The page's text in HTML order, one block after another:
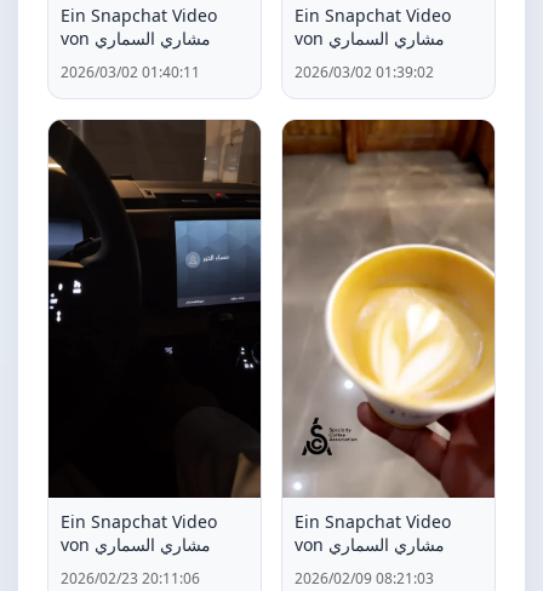
Ein Snapchat Video
von مشاري السماري
2026/03/02 01:40:11
Ein Snapchat Video
von مشاري السماري
2026/03/02 01:39:02
Ein Snapchat Video
von مشاري السماري
2026/02/23 20:11:06
Ein Snapchat Video
von مشاري السماري
2026/02/09 08:21:03